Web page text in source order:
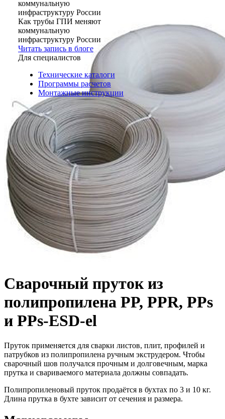
Как трубы ГПИ меняют
коммунальную
инфраструктуру России
Читать запись в блоге
Для специалистов
Технические каталоги
Программы расчетов
Монтажные инструкции
Cварочный пруток из
полипропилена PP, PPR, PPs
и PPs-ESD-el
Пруток применяется для сварки листов, плит, профилей и
патрубков из полипропилена ручным экструдером. Чтобы
сварочный шов получался прочным и долговечным, марка
прутка и свариваемого материала должны совпадать.
Полипропиленовый пруток продаётся в бухтах по 3 и 10 кг.
Длина прутка в бухте зависит от сечения и размера.